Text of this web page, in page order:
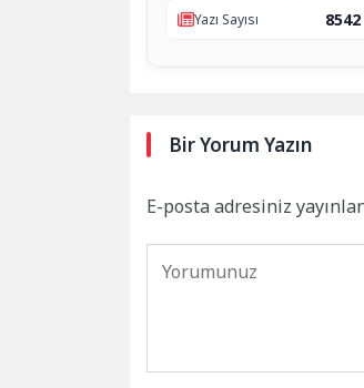
Yazı Sayısı
8542
Bir Yorum Yazın
E-posta adresiniz